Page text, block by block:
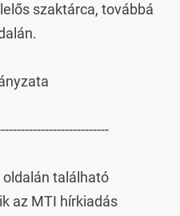
szaktárca, továbbá
található
az MTI hírkiadás